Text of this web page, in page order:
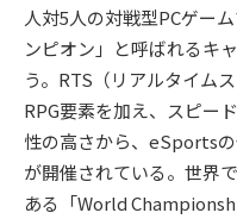
人対5人の対戦型PCゲー
ンピオン」と呼ばれるキ
う。RTS（リアルタイム
RPG要素を加え、スピー
性の高さから、eSports
が開催されている。世界
ある「World